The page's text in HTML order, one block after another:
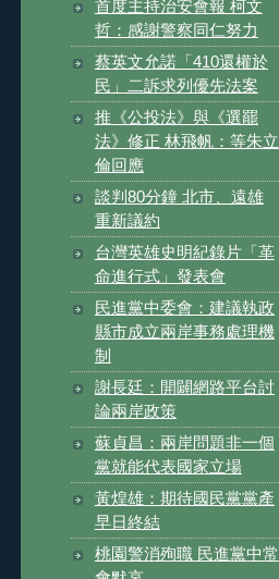
首度主持治安會報 柯文
哲：感謝警察同仁努力
蔡英文允諾「410還權於
民」二訴求列優先法案
推《公投法》與《選罷
法》修正 林飛帆：等朱立
倫回應
談判80分鐘 北市、遠雄
重新議約
台灣英雄史明紀錄片「革
命進行式」發表會
民進黨中委會：建議執政
縣市成立兩岸事務處理機
制
謝長廷：開闢網路平台討
論兩岸政策
蘇貞昌：兩岸問題非一個
黨就能代表國家立場
黃煌雄：期待國民黨黨產
早日終結
桃園警消殉職 民進黨中常